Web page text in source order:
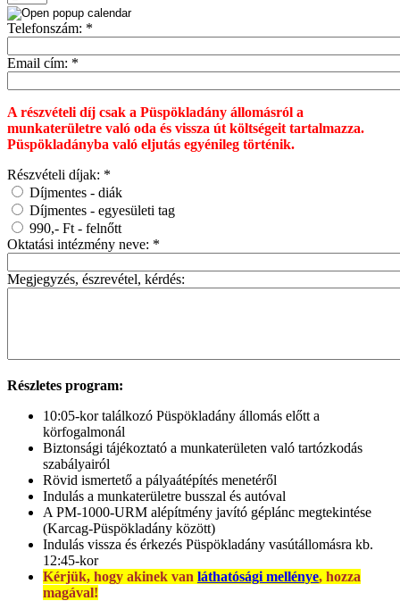
Telefonszám: *
Email cím: *
A részvételi díj csak a Püspökladány állomásról a
munkaterületre való oda és vissza út költségeit tartalmazza.
Püspökladányba való eljutás egyénileg történik.
Részvételi díjak: *
Díjmentes - diák
Díjmentes - egyesületi tag
990,- Ft - felnőtt
Oktatási intézmény neve: *
Megjegyzés, észrevétel, kérdés:
Részletes program:
10:05-kor találkozó Püspökladány állomás előtt a
körfogalmonál
Biztonsági tájékoztató a munkaterületen való tartózkodás
szabályairól
Rövid ismertető a pályaátépítés menetéről
Indulás a munkaterületre busszal és autóval
A PM-1000-URM alépítmény javító géplánc megtekintése
(Karcag-Püspökladány között)
Indulás vissza és érkezés Püspökladány vasútállomásra kb.
12:45-kor
Kérjük, hogy akinek van láthatósági mellénye, hozza
magával!